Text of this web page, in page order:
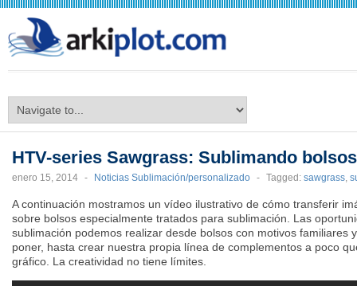
HTV-series Sawgrass: Sublimando bolsos
enero 15, 2014 - Noticias Sublimación/personalizado - Tagged: sawgrass,
A continuación mostramos un vídeo ilustrativo de cómo transferir
sobre bolsos especialmente tratados para sublimación. Las
sublimación podemos realizar desde bolsos con motivos familiares
poner, hasta crear nuestra propia línea de complementos a poco
gráfico. La creatividad no tiene límites.